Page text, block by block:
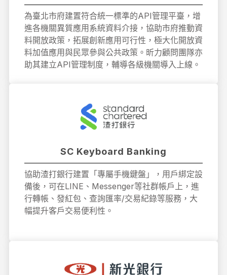
為臺北市府建置符合統一標準的API管理平臺，增
進各機關異質應用系統資料介接，協助市府推動資
料開放政策，拓展創新應用可行性，極大化開放資
料加值應用與民眾參與公共政策。昕力顧問團隊亦
助其建立API管理制度，輔導各級機關導入上線。
SC Keyboard Banking
協助渣打銀行建置「專屬手機鍵盤」，用戶綁定設
備後，可在LINE、Messenger等社群帳戶上，進
行轉帳、發紅包、查詢匯率/交易紀錄等服務，大
幅提升客戶交易便利性。